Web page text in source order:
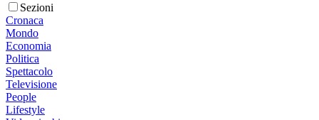
Sezioni
Cronaca
Mondo
Economia
Politica
Spettacolo
Televisione
People
Lifestyle